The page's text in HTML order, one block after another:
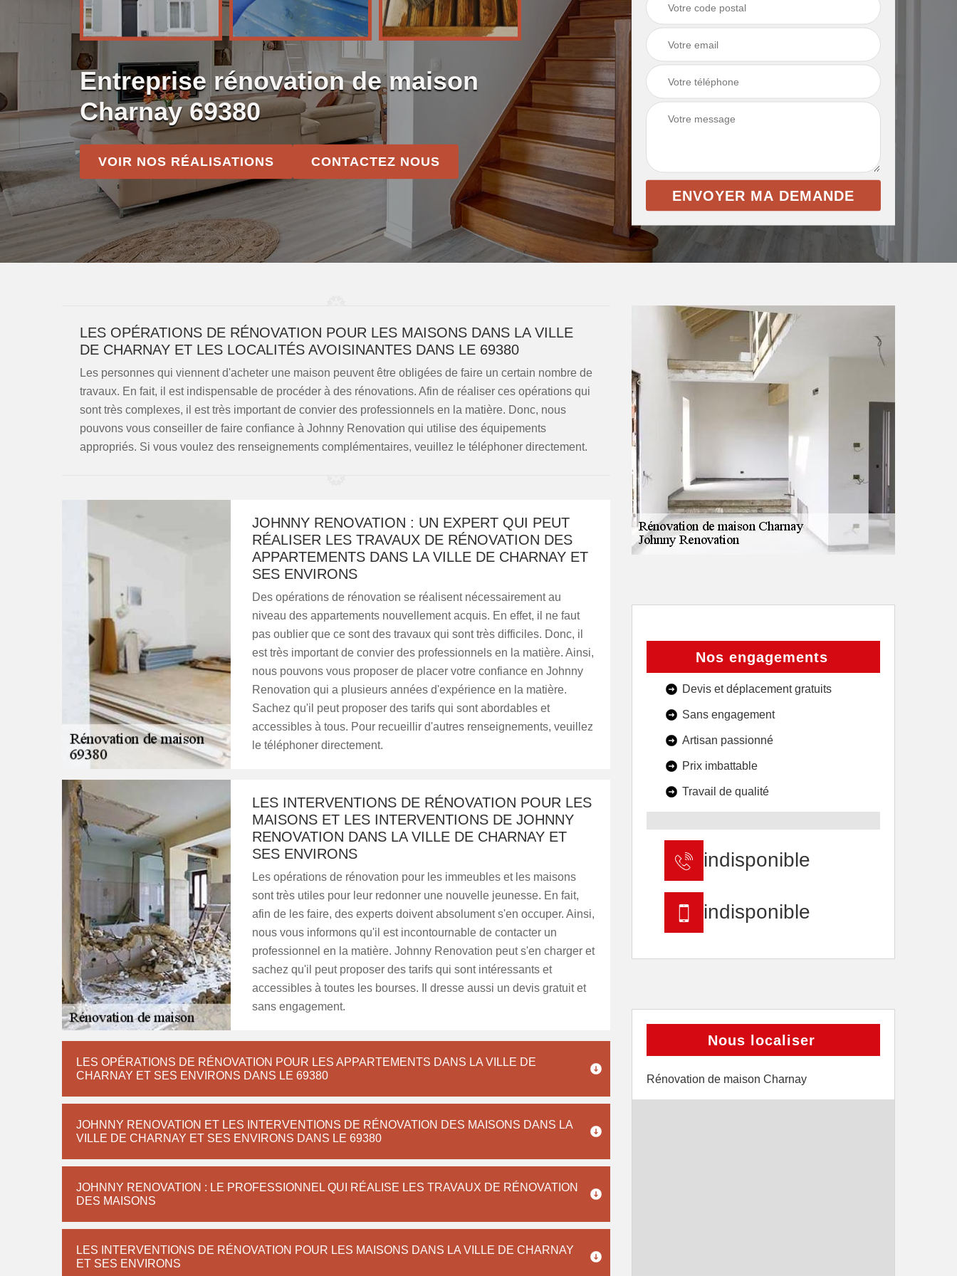
Entreprise rénovation de maison
Charnay 69380
VOIR NOS RÉALISATIONS CONTACTEZ NOUS
LES OPÉRATIONS DE RÉNOVATION POUR LES MAISONS DANS LA VILLE
DE CHARNAY ET LES LOCALITÉS AVOISINANTES DANS LE 69380
Les personnes qui viennent d'acheter une maison peuvent être obligées de faire un certain nombre de
travaux. En fait, il est indispensable de procéder à des rénovations. Afin de réaliser ces opérations qui
sont très complexes, il est très important de convier des professionnels en la matière. Donc, nous
pouvons vous conseiller de faire confiance à Johnny Renovation qui utilise des équipements
appropriés. Si vous voulez des renseignements complémentaires, veuillez le téléphoner directement.
JOHNNY RENOVATION : UN EXPERT QUI PEUT
RÉALISER LES TRAVAUX DE RÉNOVATION DES
APPARTEMENTS DANS LA VILLE DE CHARNAY ET
SES ENVIRONS
Des opérations de rénovation se réalisent nécessairement au
niveau des appartements nouvellement acquis. En effet, il ne faut
pas oublier que ce sont des travaux qui sont très difficiles. Donc, il
est très important de convier des professionnels en la matière. Ainsi,
nous pouvons vous proposer de placer votre confiance en Johnny
Renovation qui a plusieurs années d'expérience en la matière.
Sachez qu'il peut proposer des tarifs qui sont abordables et
accessibles à tous. Pour recueillir d'autres renseignements, veuillez
le téléphoner directement.
LES INTERVENTIONS DE RÉNOVATION POUR LES
MAISONS ET LES INTERVENTIONS DE JOHNNY
RENOVATION DANS LA VILLE DE CHARNAY ET
SES ENVIRONS
Les opérations de rénovation pour les immeubles et les maisons
sont très utiles pour leur redonner une nouvelle jeunesse. En fait,
afin de les faire, des experts doivent absolument s'en occuper. Ainsi,
nous vous informons qu'il est incontournable de contacter un
professionnel en la matière. Johnny Renovation peut s'en charger et
sachez qu'il peut proposer des tarifs qui sont intéressants et
accessibles à toutes les bourses. Il dresse aussi un devis gratuit et
sans engagement.
LES OPÉRATIONS DE RÉNOVATION POUR LES APPARTEMENTS DANS LA VILLE DE
CHARNAY ET SES ENVIRONS DANS LE 69380
JOHNNY RENOVATION ET LES INTERVENTIONS DE RÉNOVATION DES MAISONS DANS LA
VILLE DE CHARNAY ET SES ENVIRONS DANS LE 69380
JOHNNY RENOVATION : LE PROFESSIONNEL QUI RÉALISE LES TRAVAUX DE RÉNOVATION
DES MAISONS
LES INTERVENTIONS DE RÉNOVATION POUR LES MAISONS DANS LA VILLE DE CHARNAY
ET SES ENVIRONS
Nos engagements
Devis et déplacement gratuits
Sans engagement
Artisan passionné
Prix imbattable
Travail de qualité
indisponible
indisponible
Nous localiser
Rénovation de maison Charnay